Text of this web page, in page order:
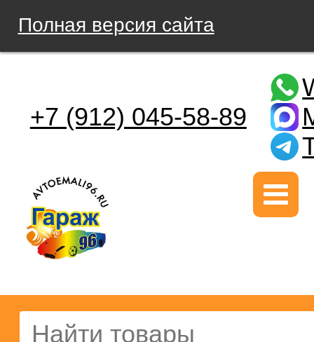
Полная версия сайта
+7 (912) 045-58-89